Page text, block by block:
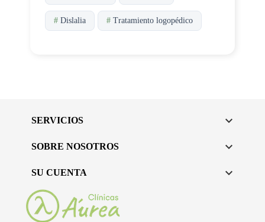
# Dislalia # Tratamiento logopédico
SERVICIOS 
SOBRE NOSOTROS 
SU CUENTA 